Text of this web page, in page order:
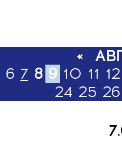
«
6 7 8 9 10 11 12
24 25 26